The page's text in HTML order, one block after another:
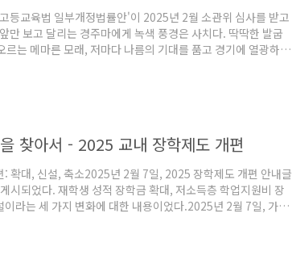
등교육법 일부개정법률안'이 2025년 2월 소관위 심사를 받고
만 보고 달리는 경주마에게 녹색 풍경은 사치다. 딱딱한 발굽
르는 메마른 모래, 저마다 나름의 기대를 품고 경기에 열광하고
연하게 여기는 듯하다. 사회가 간과한 것이 있다. 경주마도
찾아서 - 2025 교내 장학제도 개편
확대, 신설, 축소2025년 2월 7일, 2025 장학제도 개편 안내글
시되었다. 재학생 성적 장학금 확대, 저소득층 학업지원비 장
라는 세 가지 변화에 대한 내용이었다.2025년 2월 7일, 가장
로, 학년수석은 17%에서 65%로, 학년우수는 15%에